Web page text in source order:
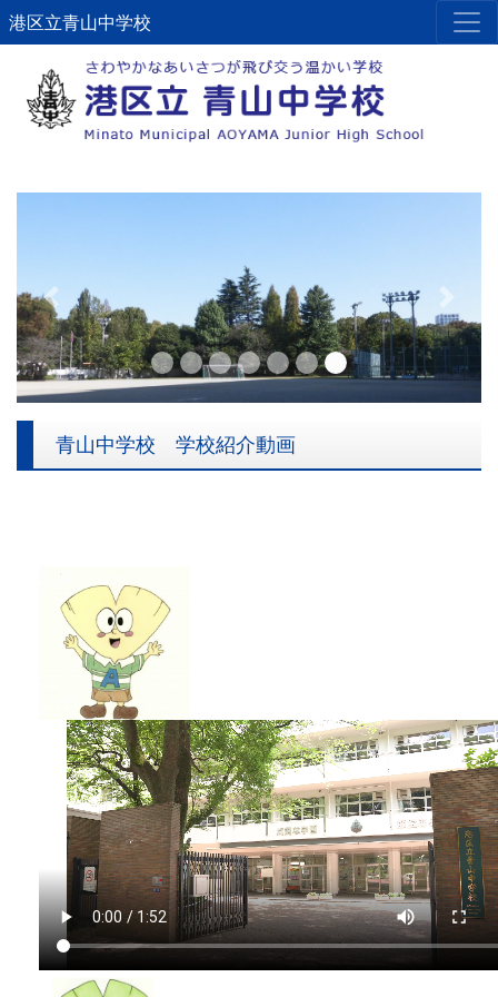
港区立青山中学校
Previous Next
青山中学校 学校紹介動画